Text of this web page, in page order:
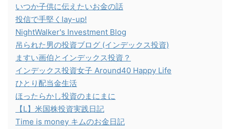
いつか子供に伝えたいお金の話
投信で手堅くlay-up!
NightWalker's Investment Blog
吊られた男の投資ブログ (インデックス投資)
ますい画伯とインデックス投資？
インデックス投資女子 Around40 Happy Life
ひとり配当金生活
ほったらかし投資のまにまに
【L】米国株投資実践日記
Time is money キムのお金日記